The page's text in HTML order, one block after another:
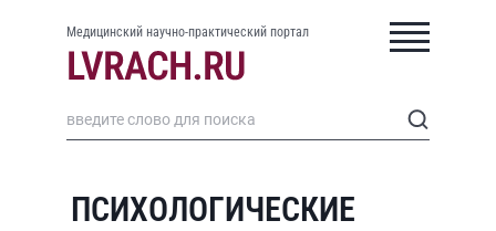
Медицинский научно-практический портал
ПСИХОЛОГИЧЕСКИЕ